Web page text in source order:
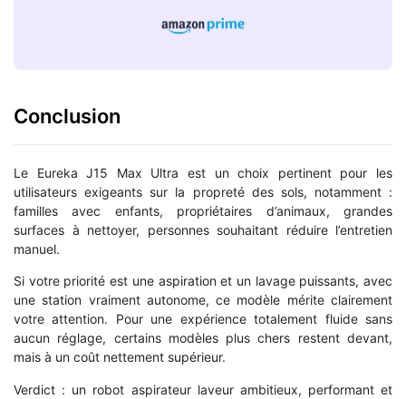
Conclusion
Le Eureka J15 Max Ultra est un choix pertinent pour les
utilisateurs exigeants sur la propreté des sols, notamment :
familles avec enfants, propriétaires d’animaux, grandes
surfaces à nettoyer, personnes souhaitant réduire l’entretien
manuel.
Si votre priorité est une aspiration et un lavage puissants, avec
une station vraiment autonome, ce modèle mérite clairement
votre attention. Pour une expérience totalement fluide sans
aucun réglage, certains modèles plus chers restent devant,
mais à un coût nettement supérieur.
Verdict : un robot aspirateur laveur ambitieux, performant et